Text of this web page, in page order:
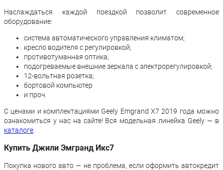
Наслаждаться каждой поездкой позволит современное
оборудование:
система автоматического управления климатом;
кресло водителя с регулировкой;
противотуманная оптика;
подогреваемые внешние зеркала с электрорегулировкой;
12-вольтная розетка;
бортовой компьютер
и проч.
С ценами и комплектациями Geely Emgrand X7 2019 года можно
ознакомиться у нас на сайте! Вся модельная линейка Geely — в
каталоге
Купить Джили Эмгранд Икс7
Покупка нового авто — не проблема, если оформить автокредит